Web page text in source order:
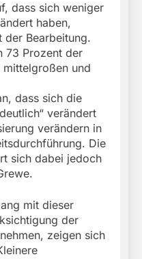
dass sich weniger
haben,
der Bearbeitung.
73 Prozent der
mittelgroßen und
dass sich die
verändert
verändern in
Die
sich dabei jedoch
mit dieser
der
zeigen sich